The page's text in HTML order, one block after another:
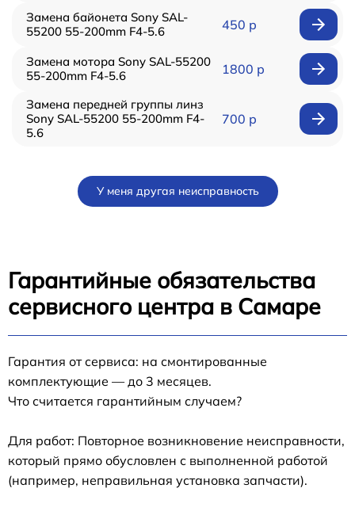
Замена байонета Sony SAL-
55200 55-200mm F4-5.6
450 р
Замена мотора Sony SAL-55200
55-200mm F4-5.6
1800 р
Замена передней группы линз
Sony SAL-55200 55-200mm F4-
5.6
700 р
У меня другая неисправность
Гарантийные обязательства
сервисного центра в Самаре
Гарантия от сервиса: на смонтированные
комплектующие — до 3 месяцев.
Что считается гарантийным случаем?
Для работ: Повторное возникновение неисправности,
который прямо обусловлен с выполненной работой
(например, неправильная установка запчасти).